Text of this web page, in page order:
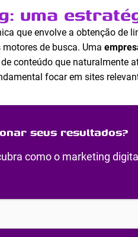
uma
que envolve a obtenção de
de busca. Uma
conteúdo que naturalmente
focar em sites
seus resultados?
como o marketing